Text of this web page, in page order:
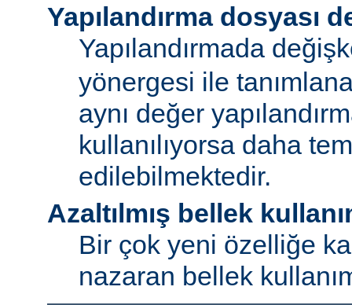
Yapılandırma dosyası
Yapılandırmada
yönergesi ile
aynı değer
kullanılıyorsa daha
edilebilmektedir.
Azaltılmış bellek
Bir çok yeni özelliğe
nazaran bellek